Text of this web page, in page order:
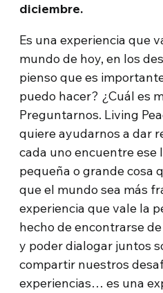
diciembre.
Es una experiencia que
mundo de hoy, en los
pienso que es
puedo hacer? ¿Cuál es
Preguntarnos. Living
quiere ayudarnos a dar
cada uno encuentre ese
pequeña o grande cosa
que el mundo sea más
experiencia que vale la
hecho de encontrarse
y poder dialogar juntos
compartir nuestros
experiencias… es una